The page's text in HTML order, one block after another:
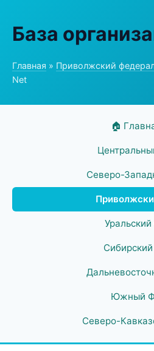
База
Главная » Приволжский
Net
🏠
Северо-
Южный
Северо-